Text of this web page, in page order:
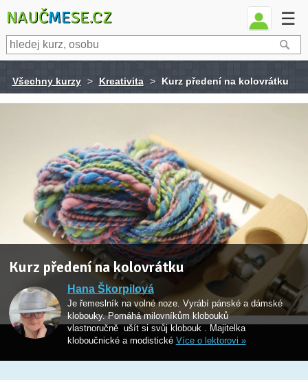
NAUČMESE.CZ ☰
Všechny kurzy > Kreativita > Kurz předení na kolovrátku
Kurz předení na kolovrátku
Hana Škorpilová
Je řemeslník na volné noze. Vyrábí pánské a dámské
klobouky. Pomáhá milovníkům klobouků
vlastnoručně ušít si svůj klobouk . Majitelka
kloboučnické a modistické Více o lektorovi »